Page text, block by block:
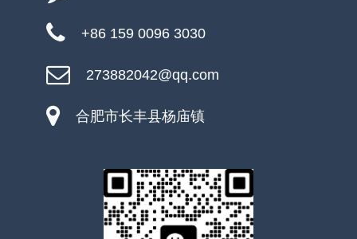
+86 159 0096 3030
273882042@qq.com
合肥市长丰县杨庙镇